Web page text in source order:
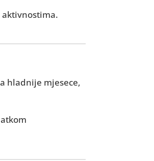
aktivnostima.
hladnije mjesece,